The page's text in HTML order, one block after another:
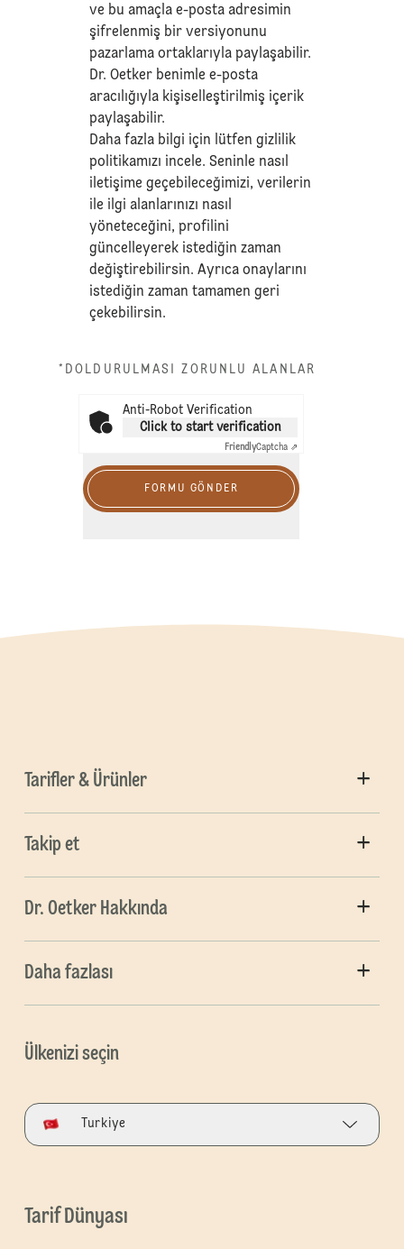
ve bu amaçla e-posta adresimin
şifrelenmiş bir versiyonunu
pazarlama ortaklarıyla paylaşabilir.
Dr. Oetker benimle e-posta
aracılığıyla kişiselleştirilmiş içerik
paylaşabilir.
Daha fazla bilgi için lütfengizlilik
politikamızı incele. Seninle nasıl
iletişime geçebileceğimizi, verilerin
ile ilgi alanlarınızı nasıl
yöneteceğini, profilini
güncelleyerek istediğin zaman
değiştirebilirsin. Ayrıca onaylarını
istediğin zaman tamamen geri
çekebilirsin.
*DOLDURULMASI ZORUNLU ALANLAR
Anti-Robot Verification
Click to start verification
FriendlyCaptcha ⇗
FORMU GÖNDER
Tarifler & Ürünler
Takip et
Dr. Oetker Hakkında
Daha fazlası
Ülkenizi seçin
Turkiye
Tarif Dünyası